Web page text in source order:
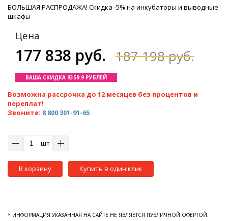
БОЛЬШАЯ РАСПРОДАЖА! Скидка -5% на инкубаторы и выводные
шкафы
Цена
177 838 руб. 187 198 руб.
ВАША СКИДКА 9359.9 РУБЛЕЙ
Возможна рассрочка до 12 месяцев без процентов и
переплат!
Звоните: 8 800 301-91-65
шт
В корзину Купить в один клик
* ИНФОРМАЦИЯ УКАЗАННАЯ НА САЙТЕ НЕ ЯВЛЯЕТСЯ ПУБЛИЧНОЙ ОФЕРТОЙ.